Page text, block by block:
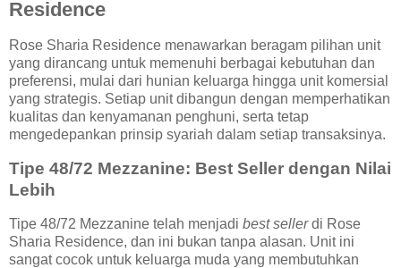
Residence
Rose Sharia Residence menawarkan beragam pilihan unit
yang dirancang untuk memenuhi berbagai kebutuhan dan
preferensi, mulai dari hunian keluarga hingga unit komersial
yang strategis. Setiap unit dibangun dengan memperhatikan
kualitas dan kenyamanan penghuni, serta tetap
mengedepankan prinsip syariah dalam setiap transaksinya.
Tipe 48/72 Mezzanine: Best Seller dengan Nilai
Lebih
Tipe 48/72 Mezzanine telah menjadi best sellerdi Rose
Sharia Residence, dan ini bukan tanpa alasan. Unit ini
sangat cocok untuk keluarga muda yang membutuhkan